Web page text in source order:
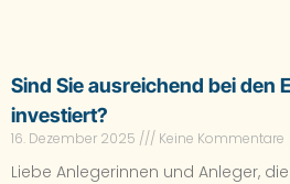
Sind Sie ausreichend bei den
investiert?
16. Dezember 2025 Keine Kommentare
Liebe Anlegerinnen und Anleger,